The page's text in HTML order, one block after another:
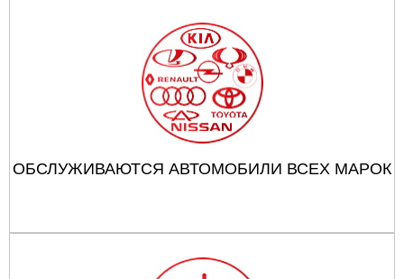
ОБСЛУЖИВАЮТСЯ АВТОМОБИЛИ ВСЕХ МАРОК